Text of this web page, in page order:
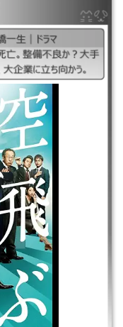
空飛ぶタイヤ# ｜2018
マ ｜運送会社トラック
ーカーの車両欠陥か?会